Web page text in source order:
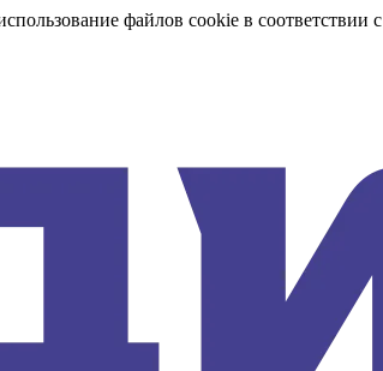
файлов cookie в соответствии